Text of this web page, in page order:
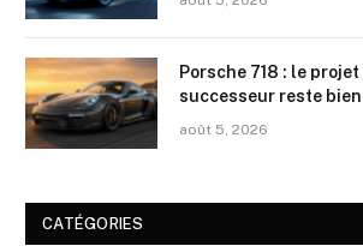
Porsche 718 : le projet
successeur reste
août 5, 2026
CATÉGORIES